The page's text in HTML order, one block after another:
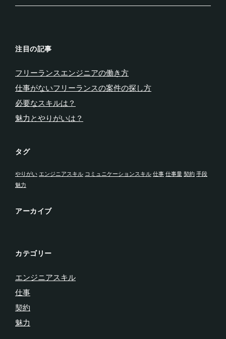
注目の記事
フリーランスエンジニアの働き方
仕事がないフリーランスの案件の探し方
必要なスキルは？
魅力とやりがいは？
タグ
やりがい エンジニアスキル コミュニケーションスキル 仕事 仕事量 契約 手段
魅力
アーカイブ
カテゴリー
エンジニアスキル
仕事
契約
魅力